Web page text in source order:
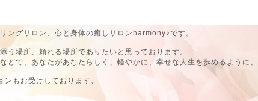
ングサロン、心と身体の癒しサロンharmony♪です。
う場所、頼れる場所でありたいと思っております。
どで、あなたがあなたらしく、軽やかに、幸せな人生を歩めるように、
もお受けしております、